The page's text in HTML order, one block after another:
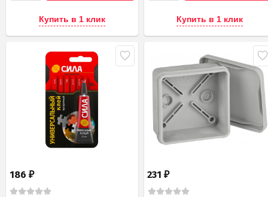
Купить в 1 клик Купить в 1 клик
186 ₽ 231₽